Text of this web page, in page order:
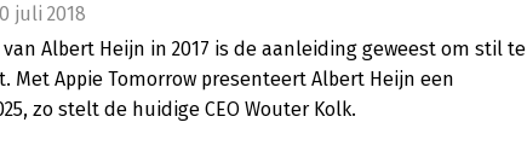
juli 2018
van Albert Heijn in 2017 is de aanleiding geweest om stil te
Met Appie Tomorrow presenteert Albert Heijn een
zo stelt de huidige CEO Wouter Kolk.